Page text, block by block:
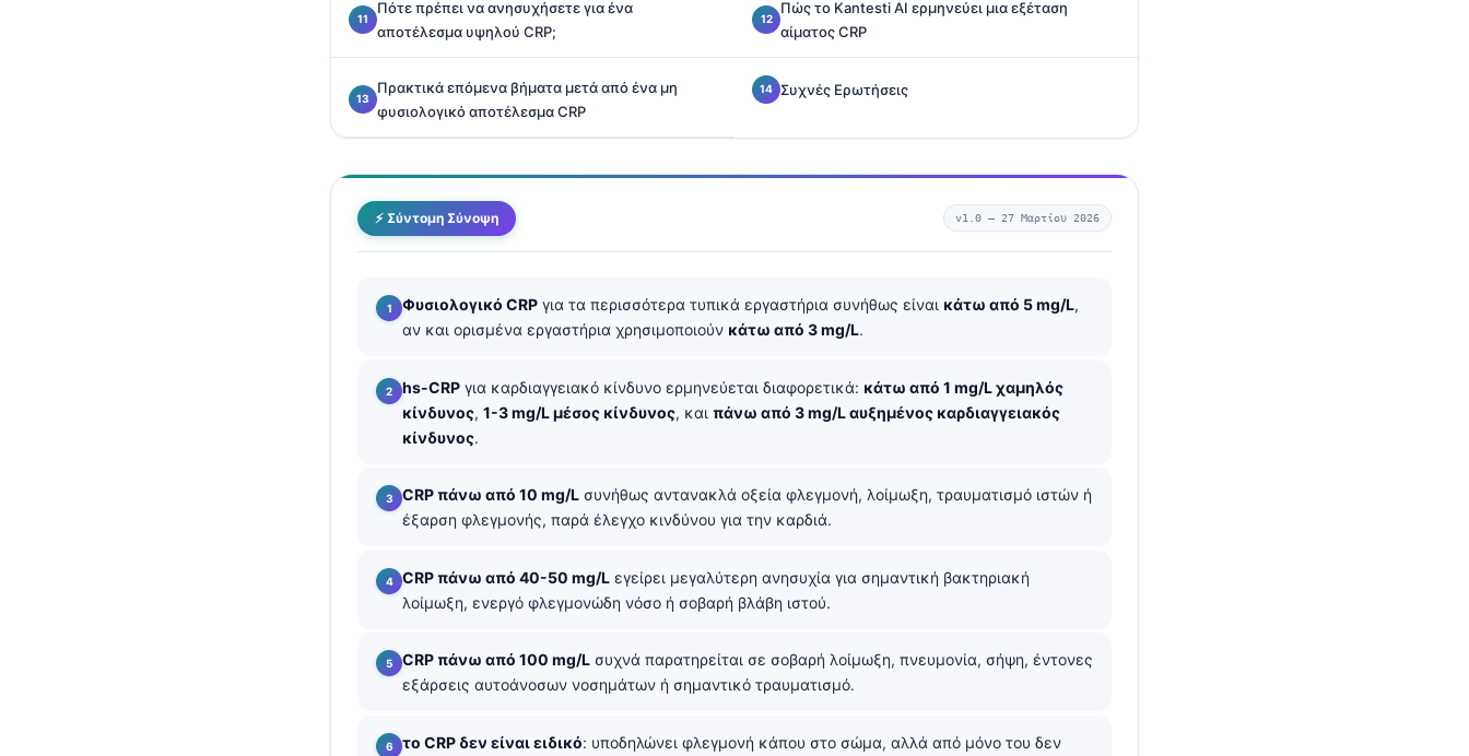
Πότε πρέπει να ανησυχήσετε για ένα
αποτέλεσμα υψηλού CRP;
Πώς το Kantesti AI ερμηνεύει μια εξέταση
αίματος CRP
Πρακτικά επόμενα βήματα μετά από ένα μη
φυσιολογικό αποτέλεσμα CRP
Συχνές Ερωτήσεις
⚡ Σύντομη Σύνοψη v1.0 — 27 Μαρτίου 2026
Φυσιολογικό CRP για τα περισσότερα τυπικά εργαστήρια συνήθως είναι κάτω από 5 mg/L,
αν και ορισμένα εργαστήρια χρησιμοποιούν κάτω από 3 mg/L.
hs-CRP για καρδιαγγειακό κίνδυνο ερμηνεύεται διαφορετικά: κάτω από 1 mg/L χαμηλός
κίνδυνος, 1-3 mg/L μέσος κίνδυνος, και πάνω από 3 mg/L αυξημένος καρδιαγγειακός
κίνδυνος.
CRP πάνω από 10 mg/L συνήθως αντανακλά οξεία φλεγμονή, λοίμωξη, τραυματισμό ιστών ή
έξαρση φλεγμονής, παρά έλεγχο κινδύνου για την καρδιά.
CRP πάνω από 40-50 mg/L εγείρει μεγαλύτερη ανησυχία για σημαντική βακτηριακή
λοίμωξη, ενεργό φλεγμονώδη νόσο ή σοβαρή βλάβη ιστού.
CRP πάνω από 100 mg/L συχνά παρατηρείται σε σοβαρή λοίμωξη, πνευμονία, σήψη, έντονες
εξάρσεις αυτοάνοσων νοσημάτων ή σημαντικό τραυματισμό.
το CRP δεν είναι ειδικό: υποδηλώνει φλεγμονή κάπου στο σώμα, αλλά από μόνο του δεν